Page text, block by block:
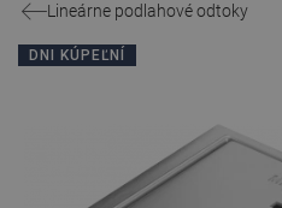
Lineárne podlahové odtoky
DNI KÚPEĽNÍ